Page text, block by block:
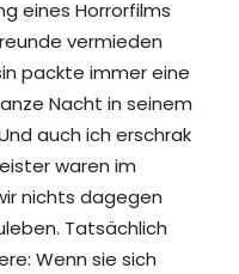
eines Horrorfilms
vermieden
packte immer eine
Nacht in seinem
auch ich erschrak
waren im
nichts dagegen
Tatsächlich
Wenn sie sich